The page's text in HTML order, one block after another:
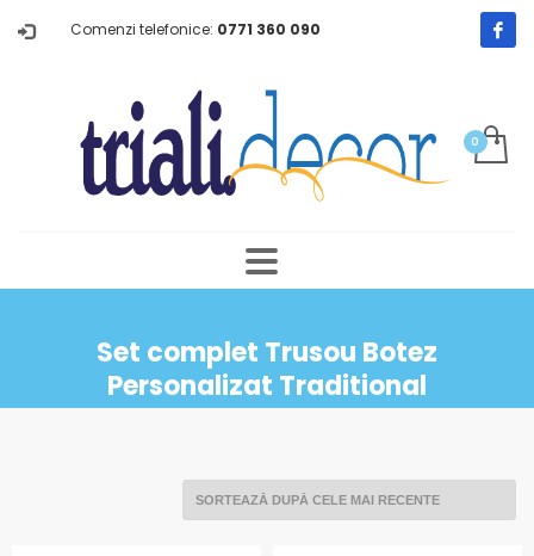
Comenzi telefonice: 0771 360 090
Set complet Trusou Botez
Personalizat Traditional